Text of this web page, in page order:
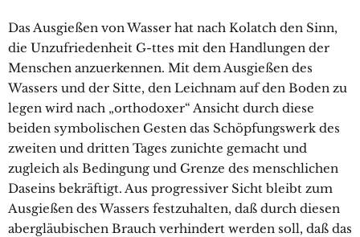
Das Ausgießen von Wasser hat nach Kolatch den Sinn,
die Unzufriedenheit G-ttes mit den Handlungen der
Menschen anzuerkennen. Mit dem Ausgießen des
Wassers und der Sitte, den Leichnam auf den Boden zu
legen wird nach „orthodoxer“ Ansicht durch diese
beiden symbolischen Gesten das Schöpfungswerk des
zweiten und dritten Tages zunichte gemacht und
zugleich als Bedingung und Grenze des menschlichen
Daseins bekräftigt. Aus progressiver Sicht bleibt zum
Ausgießen des Wassers festzuhalten, daß durch diesen
abergläubischen Brauch verhindert werden soll, daß das